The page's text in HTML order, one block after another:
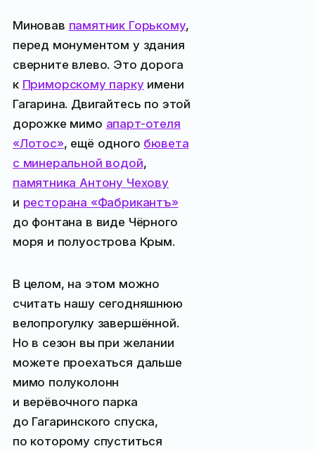
Миновав памятник Горькому,
перед монументом у здания
сверните влево. Это дорога
к Приморскому парку имени
Гагарина. Двигайтесь по этой
дорожке мимо апарт-отеля
«Лотос», ещё одного бювета
с минеральной водой,
памятника Антону Чехову
и ресторана «Фабрикантъ»
до фонтана в виде Чёрного
моря и полуострова Крым.
В целом, на этом можно
считать нашу сегодняшнюю
велопрогулку завершённой.
Но в сезон вы при желании
можете проехаться дальше
мимо полуколонн
и верёвочного парка
до Гагаринского спуска,
по которому спуститься